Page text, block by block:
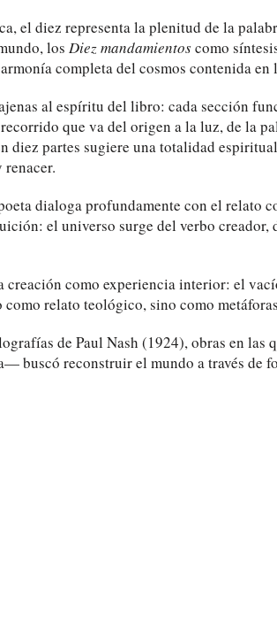
el diez representa la plenitud de la
los Diez mandamientoscomo
completa del cosmos contenida en
al espíritu del libro: cada sección
que va del origen a la luz, de la
diez partes sugiere una totalidad
dialoga profundamente con el relato
el universo surge del verbo creador,
como experiencia interior: el
relato teológico, sino como
de Paul Nash (1924), obras en
buscó reconstruir el mundo a través de